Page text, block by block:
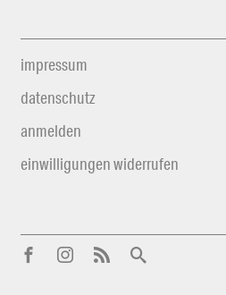
impressum
datenschutz
anmelden
einwilligungen widerrufen